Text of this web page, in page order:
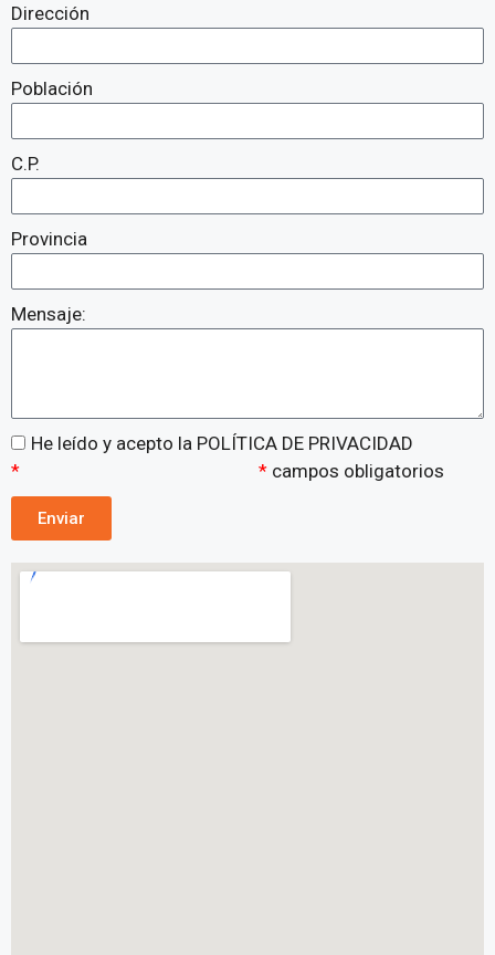
Dirección
Población
C.P.
Provincia
Mensaje:
He leído y acepto la POLÍTICA DE PRIVACIDAD
*
* campos obligatorios
Enviar